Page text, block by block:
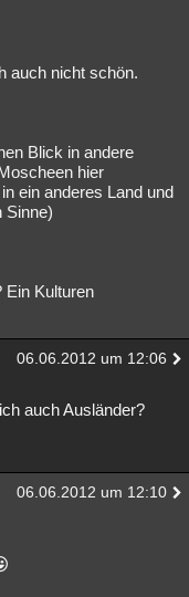
auch nicht schön.
Blick in andere
hier
ein anderes Land und
Sinne)
Ein Kulturen
06.06.2012 um 12:06
auch Ausländer?
06.06.2012 um 12:10